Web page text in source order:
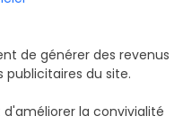
de générer des revenus
du site.
la convivialité